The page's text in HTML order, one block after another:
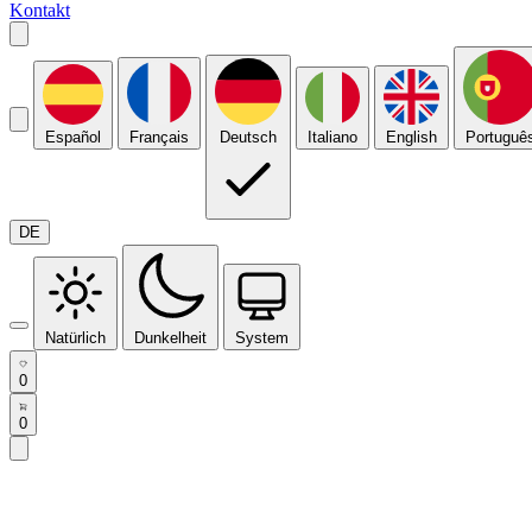
Kontakt
Español Français Deutsch Italiano English
DE
Natürlich Dunkelheit System
0
0